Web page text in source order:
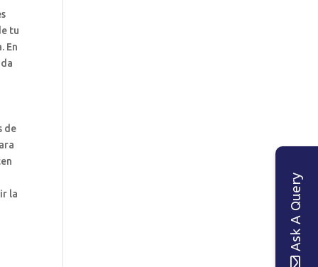
tu
En
de
la
Ask A Query